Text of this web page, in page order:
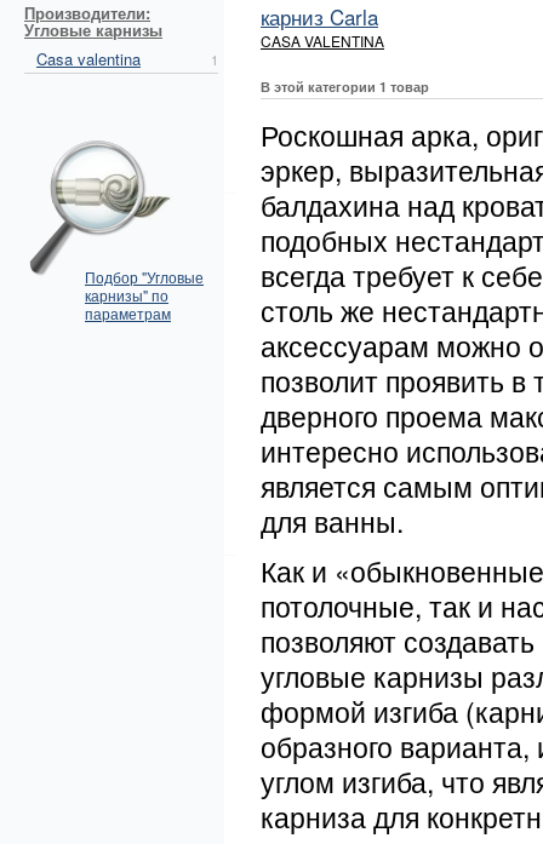
Производители:
Угловые карнизы
Casa valentina
1
Подбор "Угловые
карнизы" по
параметрам
карниз Carla
CASA VALENTINA
В этой категории 1 товар
Роскошная арка,
эркер,
балдахина над
подобных
всегда требует к
столь же
аксессуарам можно
позволит проявить
дверного проема
интересно
является самым
для ванны.
Как и
потолочные, так и
позволяют
угловые карнизы
формой изгиба
образного
углом изгиба, что
карниза для